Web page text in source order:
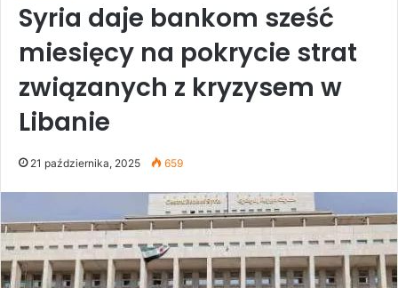
Syria daje bankom sześć
miesięcy na pokrycie strat
związanych z kryzysem w
Libanie
21 października, 2025 659